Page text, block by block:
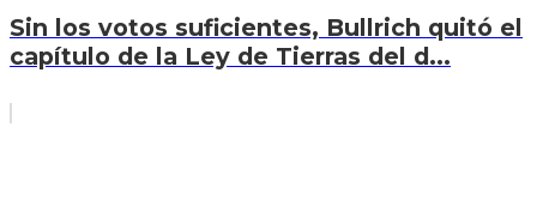
Sin los votos suficientes, Bullrich quitó el
capítulo de la Ley de Tierras del d...